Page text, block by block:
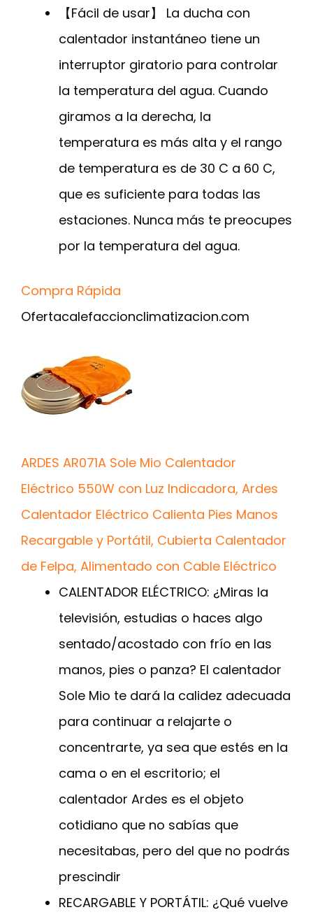
【Fácil de usar】 La ducha con
calentador instantáneo tiene un
interruptor giratorio para controlar
la temperatura del agua. Cuando
giramos a la derecha, la
temperatura es más alta y el rango
de temperatura es de 30 C a 60 C,
que es suficiente para todas las
estaciones. Nunca más te preocupes
por la temperatura del agua.
Compra Rápida
Ofertacalefaccionclimatizacion.com
ARDES AR071A Sole Mio Calentador
Eléctrico 550W con Luz Indicadora, Ardes
Calentador Eléctrico Calienta Pies Manos
Recargable y Portátil, Cubierta Calentador
de Felpa, Alimentado con Cable Eléctrico
CALENTADOR ELÉCTRICO: ¿Miras la
televisión, estudias o haces algo
sentado/acostado con frío en las
manos, pies o panza? El calentador
Sole Mio te dará la calidez adecuada
para continuar a relajarte o
concentrarte, ya sea que estés en la
cama o en el escritorio; el
calentador Ardes es el objeto
cotidiano que no sabías que
necesitabas, pero del que no podrás
prescindir
RECARGABLE Y PORTÁTIL: ¿Qué vuelve